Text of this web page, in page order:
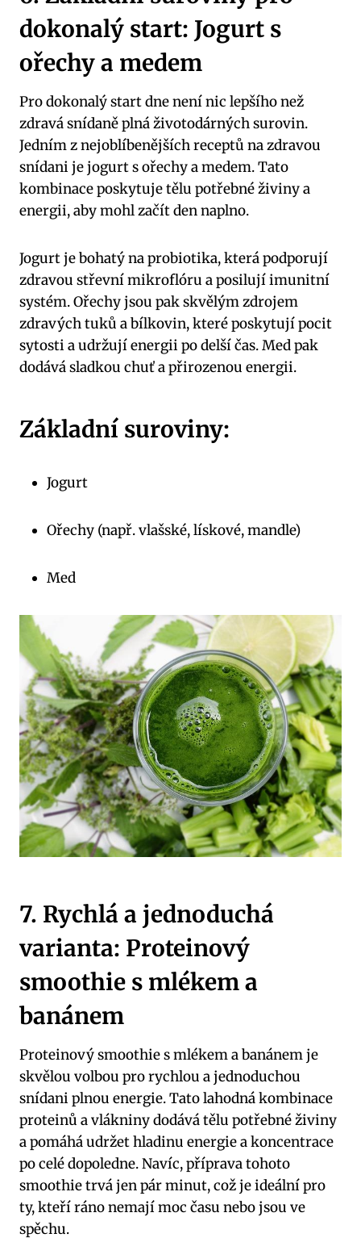
dokonalý start: Jogurt s
ořechy a medem
Pro dokonalý start dne není nic lepšího než
zdravá snídaně plná životodárných surovin.
Jedním z nejoblíbenějších receptů na zdravou
snídani je jogurt s ořechy a medem. Tato
kombinace poskytuje tělu potřebné živiny a
energii, aby mohl začít den naplno.
Jogurt je bohatý na probiotika, která podporují
zdravou střevní mikroflóru a posilují imunitní
systém. Ořechy jsou pak skvělým zdrojem
zdravých tuků a bílkovin, které poskytují pocit
sytosti a udržují energii po delší čas. Med pak
dodává sladkou chuť a přirozenou energii.
Základní suroviny:
Jogurt
Ořechy (např. vlašské, lískové, mandle)
Med
7. Rychlá a jednoduchá
varianta: Proteinový
smoothie s mlékem a
banánem
Proteinový smoothie s mlékem a banánem je
skvělou volbou pro rychlou a jednoduchou
snídani plnou energie. Tato lahodná kombinace
proteinů a vlákniny dodává tělu potřebné živiny
a pomáhá udržet hladinu energie a koncentrace
po celé dopoledne. Navíc, příprava tohoto
smoothie trvá jen pár minut, což je ideální pro
ty, kteří ráno nemají moc času nebo jsou ve
spěchu.